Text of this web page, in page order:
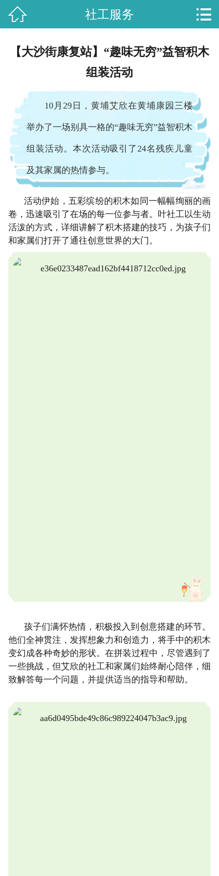
艾欣服务
联系我们
 社工服务 
【大沙街康复站】“趣味无穷”益智积木
组装活动
10月29日，黄埔艾欣在黄埔康园三楼
举办了一场别具一格的“趣味无穷”益智积木
组装活动。本次活动吸引了24名残疾儿童
及其家属的热情参与。
活动伊始，五彩缤纷的积木如同一幅幅绚丽的画
卷，迅速吸引了在场的每一位参与者。叶社工以生动
活泼的方式，详细讲解了积木搭建的技巧，为孩子们
和家属们打开了通往创意世界的大门。
孩子们满怀热情，积极投入到创意搭建的环节。
他们全神贯注，发挥想象力和创造力，将手中的积木
变幻成各种奇妙的形状。在拼装过程中，尽管遇到了
一些挑战，但艾欣的社工和家属们始终耐心陪伴，细
致解答每一个问题，并提供适当的指导和帮助。